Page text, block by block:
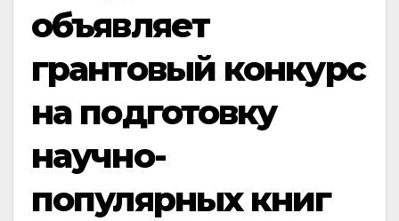
объявляет
грантовый конкурс
на подготовку
научно-
популярных книг